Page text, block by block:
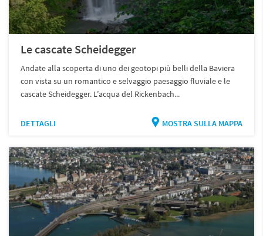
Le cascate Scheidegger
Andate alla scoperta di uno dei geotopi più belli della Baviera
con vista su un romantico e selvaggio paesaggio fluviale e le
cascate Scheidegger. L’acqua del Rickenbach...
DETTAGLI MOSTRA SULLA MAPPA